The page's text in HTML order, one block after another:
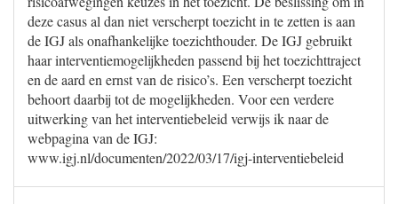
deze casus al dan niet verscherpt toezicht in te zetten is aan
de IGJ als onafhankelijke toezichthouder. De IGJ gebruikt
haar interventiemogelijkheden passend bij het toezichttraject
en de aard en ernst van de risico’s. Een verscherpt toezicht
behoort daarbij tot de mogelijkheden. Voor een verdere
uitwerking van het interventiebeleid verwijs ik naar de
webpagina van de IGJ:
www.igj.nl/documenten/2022/03/17/igj-interventiebeleid